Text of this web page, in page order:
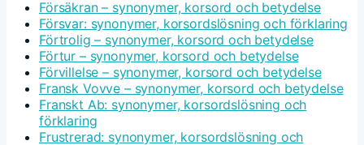
Försäkran – synonymer, korsord och betydelse
Försvar: synonymer, korsordslösning och förklaring
Förtrolig – synonymer, korsord och betydelse
Förtur – synonymer, korsord och betydelse
Förvillelse – synonymer, korsord och betydelse
Fransk Vovve – synonymer, korsord och betydelse
Franskt Ab: synonymer, korsordslösning och
förklaring
Frustrerad: synonymer, korsordslösning och